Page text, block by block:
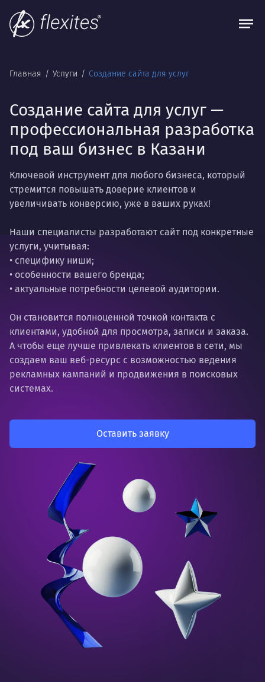
Главная Услуги Создание сайта для услуг
Создание сайта для услуг —
профессиональная разработка
под ваш бизнес в Казани
Ключевой инструмент для любого бизнеса, который
стремится повышать доверие клиентов и
увеличивать конверсию, уже в ваших руках!
Наши специалисты разработают сайт под конкретные
услуги, учитывая:
• специфику ниши;
• особенности вашего бренда;
• актуальные потребности целевой аудитории.
Он становится полноценной точкой контакта с
клиентами, удобной для просмотра, записи и заказа.
А чтобы еще лучше привлекать клиентов в сети, мы
создаем ваш веб-ресурс с возможностью ведения
рекламных кампаний и продвижения в поисковых
системах.
Оставить заявку